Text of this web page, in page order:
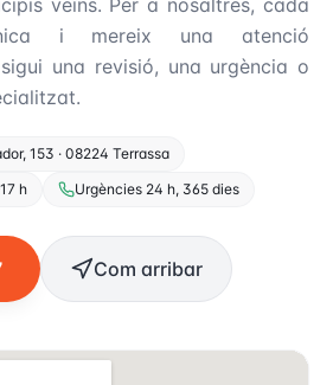
veïns. Per a nosaltres, cada
i mereix una atenció
una revisió, una urgència o
153 · 08224 Terrassa
h
Urgències 24 h, 365 dies
Com arribar